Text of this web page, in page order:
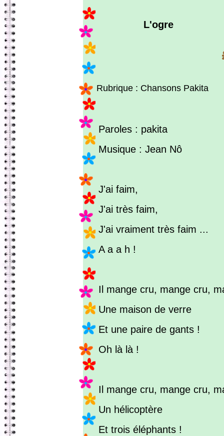
L'ogre
Rubrique : Chansons Pakita
Paroles : pakita
Musique : Jean Nô
J'ai faim,
J'ai très faim,
J'ai vraiment très faim ...
A a a h !
Il mange cru, mange cru,
Une maison de verre
Et une paire de gants !
Oh là là !
Il mange cru, mange cru,
Un hélicoptère
Et trois éléphants !